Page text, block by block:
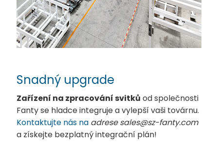
Snadný upgrade
Zařízení na zpracování svitků od společnosti
Fanty se hladce integruje a vylepší vaši továrnu.
Kontaktujte nás na adrese sales@sz-fanty.com
a získejte bezplatný integrační plán!